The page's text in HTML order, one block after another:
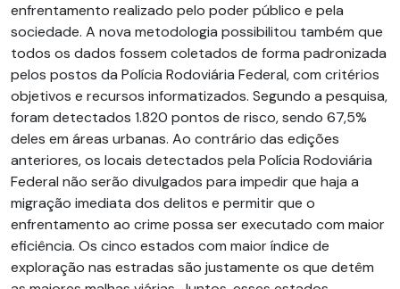
enfrentamento realizado pelo poder público e pela
sociedade. A nova metodologia possibilitou também que
todos os dados fossem coletados de forma padronizada
pelos postos da Polícia Rodoviária Federal, com critérios
objetivos e recursos informatizados. Segundo a pesquisa,
foram detectados 1.820 pontos de risco, sendo 67,5%
deles em áreas urbanas. Ao contrário das edições
anteriores, os locais detectados pela Polícia Rodoviária
Federal não serão divulgados para impedir que haja a
migração imediata dos delitos e permitir que o
enfrentamento ao crime possa ser executado com maior
eficiência. Os cinco estados com maior índice de
exploração nas estradas são justamente os que detêm